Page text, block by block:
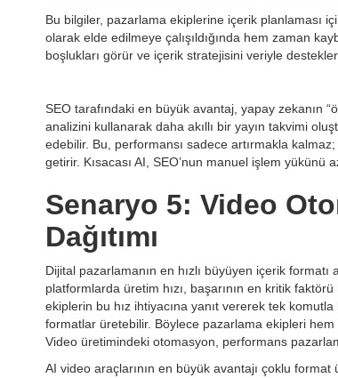
Bu bilgiler, pazarlama ekiplerine içerik planlaması
olarak elde edilmeye çalışıldığında hem zaman
boşlukları görür ve içerik stratejisini veriyle destekler.
SEO tarafındaki en büyük avantaj, yapay zekanın
analizini kullanarak daha akıllı bir yayın takvimi
edebilir. Bu, performansı sadece artırmakla
getirir. Kısacası AI, SEO’nun manuel işlem
Senaryo 5: Video
Dağıtımı
Dijital pazarlamanın en hızlı büyüyen içerik
platformlarda üretim hızı, başarının en kritik
ekiplerin bu hız ihtiyacına yanıt vererek tek
formatlar üretebilir. Böylece pazarlama ekipleri hem
Video üretimindeki otomasyon, performans
AI video araçlarının en büyük avantajı çoklu